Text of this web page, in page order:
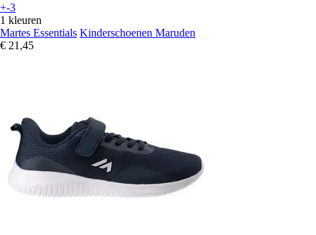
+-3
1 kleuren
Martes Essentials Kinderschoenen Maruden
€ 21,45